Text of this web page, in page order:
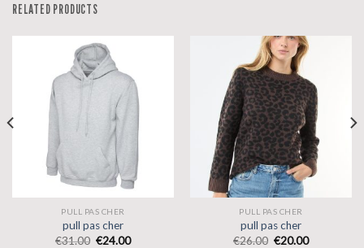
RELATED PRODUCTS
PULL PAS CHER
pull pas cher
€31.00 €24.00
PULL PAS CHER
pull pas cher
€26.00 €20.00